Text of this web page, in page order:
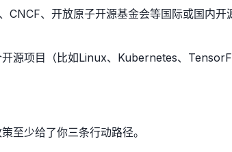
、开放原子开源基金会等国际或国内
源项目（比如Linux、Kubernetes、
至少给了你三条行动路径。